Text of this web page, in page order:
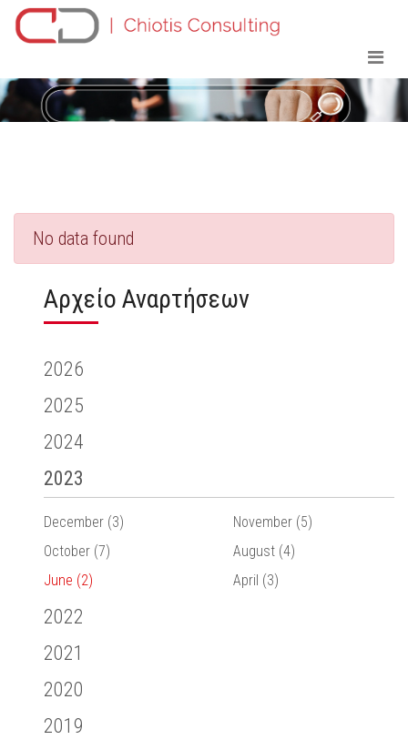
No data found
Αρχείο Αναρτήσεων
2026
2025
2024
2023
December (3)
November (5)
October (7)
August (4)
June (2)
April (3)
2022
2021
2020
2019